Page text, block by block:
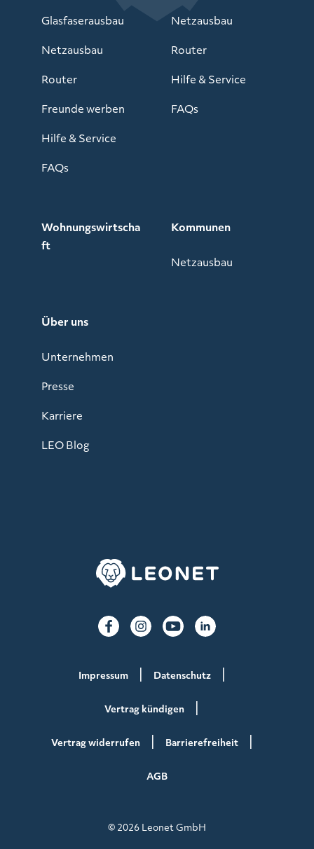
Glasfaserausbau
Netzausbau
Router
Freunde werben
Hilfe & Service
FAQs
Netzausbau
Router
Hilfe & Service
FAQs
Wohnungswirtscha
ft
Kommunen
Netzausbau
Über uns
Unternehmen
Presse
Karriere
LEO Blog
Impressum Datenschutz
Vertrag kündigen
Vertrag widerrufen Barrierefreiheit
AGB
© 2026 Leonet GmbH